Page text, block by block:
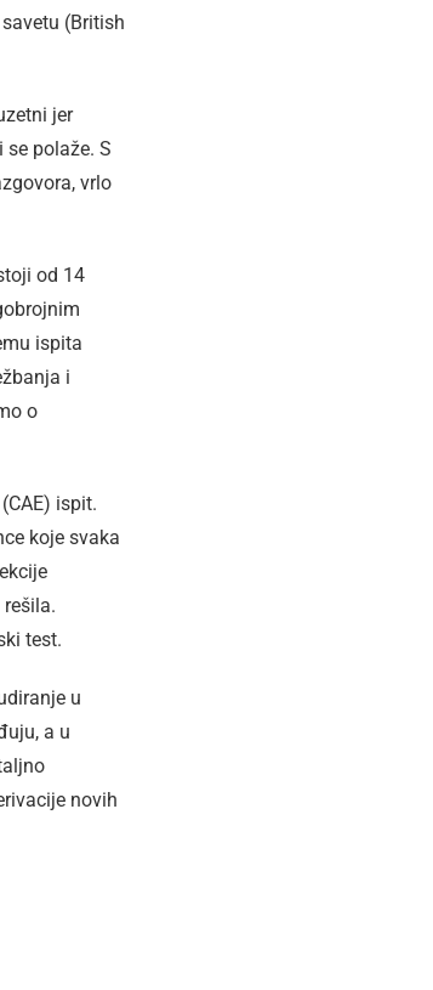
(British
jer
polaže. S
vrlo
od 14
ispita
i
o
ispit.
koje svaka
test.
u
a u
novih